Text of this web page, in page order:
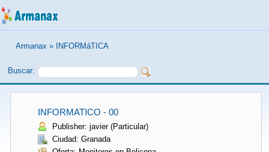
Armanax » INFORMáTICA
Buscar:
INFORMATICO - 00
Publisher: javier (Particular)
Ciudad: Granada